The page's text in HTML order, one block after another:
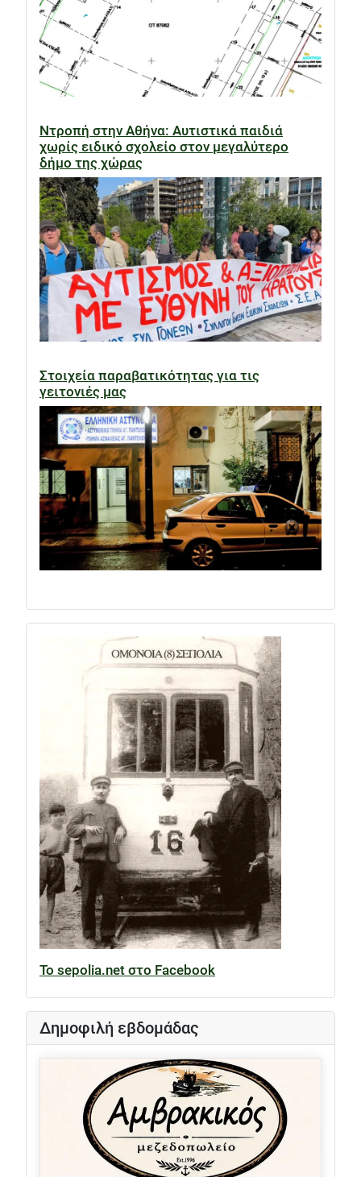
Ντροπή στην Αθήνα: Αυτιστικά παιδιά
χωρίς ειδικό σχολείο στον μεγαλύτερο
δήμο της χώρας
Στοιχεία παραβατικότητας για τις
γειτονιές μας
Το sepolia.net στο Facebook
Δημοφιλή εβδομάδας